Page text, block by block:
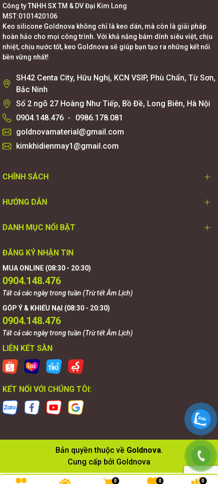
Công ty TNHH SX TM & DV Đại Kim Long
MST:0101420106
Keo silicone Goldnova không chỉ là keo dán, mà còn là giải pháp
hoàn hảo cho mọi công trình. Với khả năng bám dính siêu việt, chịu
nhiệt, chịu nước tốt, keo Goldnova sẽ giúp bạn tạo ra những kết nối
bền vững nhất!
SH42 Centa City, Hữu Nghị, KCN VSIP, Phù Chẩn, Từ Sơn,
Bắc Ninh
Số 2 ngõ 27 Hoàng Như Tiếp, Bồ Đề, Long Biên, Hà Nội
0904.148.476 -
0986.178.081
goldnovamaterial@gmail.com
kimkhidienmay1@gmail.com
CHÍNH SÁCH
HƯỚNG DẪN
DANH MỤC NỔI BẬT
ĐĂNG KÝ NHẬN TIN
MUA ONLINE (08:30 - 20:30)
0904.148.476
Tất cả các ngày trong tuần (Trừ tết Âm Lịch)
GÓP Ý & KHIẾU NẠI (08:30 - 20:30)
0904.148.476
Tất cả các ngày trong tuần (Trừ tết Âm Lịch)
LIÊN KẾT SÀN
KẾT NỐI VỚI CHÚNG TÔI:
Bản quyền thuộc về Goldnova.
Cung cấp bởi Goldnova
0 0 0